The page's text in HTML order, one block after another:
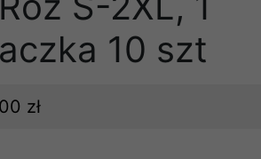
10 szt
zł